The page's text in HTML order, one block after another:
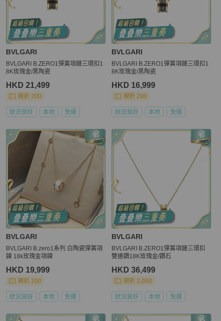
BVLGARI
BVLGARI B.ZERO1彈簧項鏈三環扣1
8K玫瑰金/黑陶瓷
HKD 21,499
現折 200
狀況良好 本地 免運
BVLGARI
BVLGARI B.ZERO1彈簧項鏈三環扣1
8K玫瑰金/黑陶瓷
HKD 16,999
現折 200
狀況良好 本地 免運
BVLGARI
BVLGARI B.zero1系列 白陶瓷彈簧項
鍊 18k玫瑰金項鍊
HKD 19,999
現折 200
狀況良好 本地 免運
BVLGARI
BVLGARI B.ZERO1彈簧項鏈三環扣
雙邊鑽18K玫瑰金/鑽石
HKD 36,499
現折 2,000
狀況良好 本地 免運